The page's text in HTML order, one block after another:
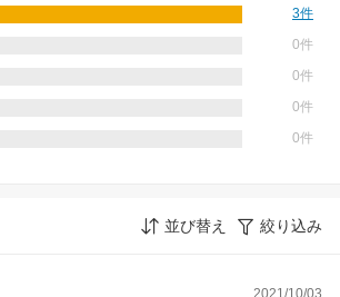
3件
0件
0件
0件
0件
並び替え 絞り込み
2021/10/03